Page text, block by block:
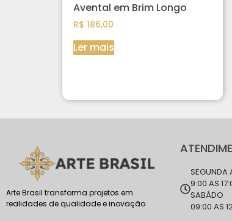
Avental em Brim Longo
R$ 186,00
Ler mais
Arte Brasil transforma projetos em
realidades de qualidade e inovação
SEGUNDA
9:00 AS
SABÁDO
09:00 AS